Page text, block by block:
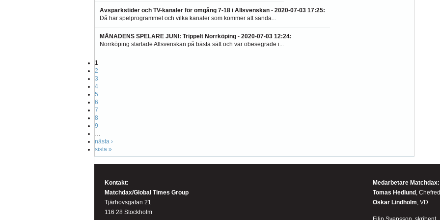
Avsparkstider och TV-kanaler för omgång 7-18 i Allsvenskan - 2020-07-03 17:25:
Då har spelprogrammet och vilka kanaler som kommer att sända...
MÅNADENS SPELARE JUNI: Trippelt Norrköping - 2020-07-03 12:24:
Norrköping startade Allsvenskan på bästa sätt och var obesegrade i...
1
2
3
4
5
6
7
8
9
…
nästa ›
sista »
Kontakt:
Matchdax/Global Times Group
Tjärhovsgatan 21
116 28 Stockholm
Medarbetare Matchdax:
Tomas Hedlund
,
Oskar Lindholm , VD